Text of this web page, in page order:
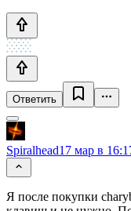
Ответить
Spiralhead17 мар в
Я после покупки